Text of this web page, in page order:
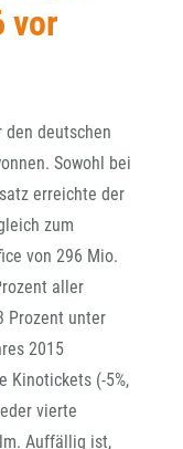
vor
den deutschen
Sowohl bei
erreichte der
zum
von 296 Mio.
aller
Prozent unter
2015
Kinotickets (-5%,
vierte
Auffällig ist,